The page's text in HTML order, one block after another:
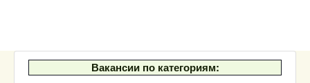
Вакансии по категориям: